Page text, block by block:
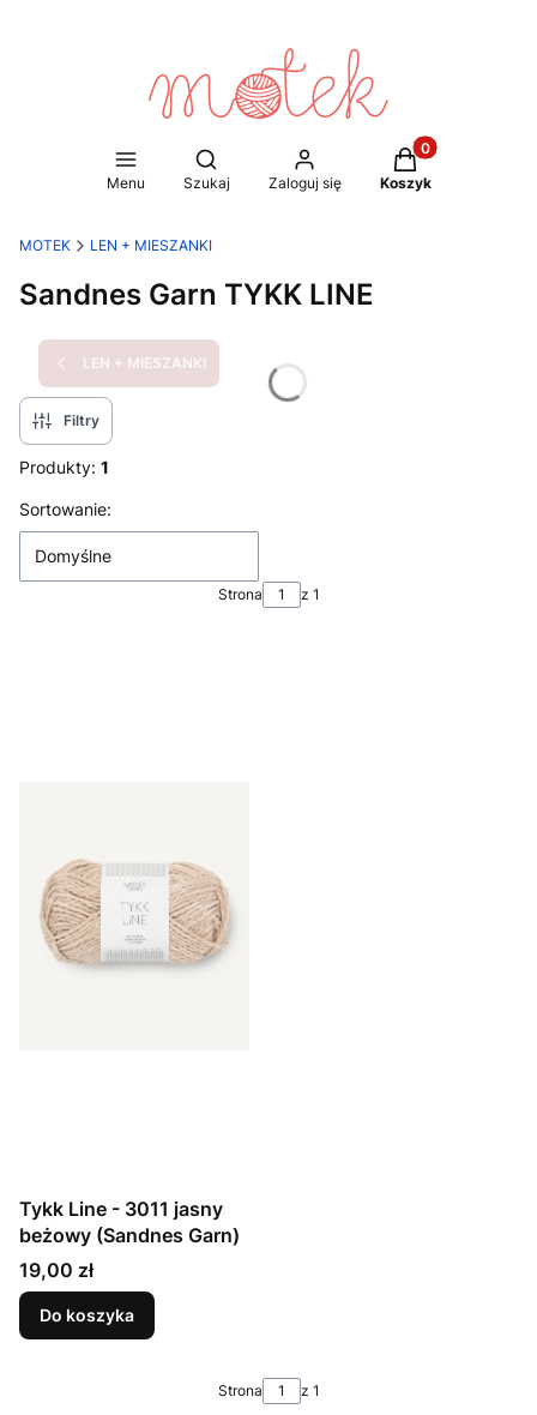
Menu
Otwórz wyszukiwarkę
Szukaj Zaloguj się
Produkty w
Koszyk
MOTEK LEN + MIESZANKI
Sandnes Garn TYKK LINE
LEN + MIESZANKI
Filtry
Produkty: 1
Lista produktów
Sortowanie:
Domyślne
Strona z 1
Tykk Line - 3011 jasny
beżowy (Sandnes Garn)
Cena
19,00 zł
Do koszyka
Strona z 1